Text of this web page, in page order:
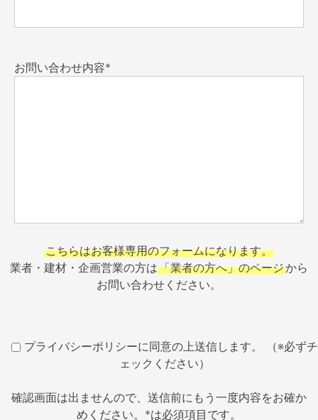
お問い合わせ内容*
こちらはお客様専用のフォームになります。
業者・建材・企画営業の方は「業者の方へ」のページから
お問い合わせください。
プライバシーポリシーに同意の上送信します。 （※必ずチ
ェックください）
確認画面は出ませんので、送信前にもう一度内容をお確か
めください。*は必須項目です。